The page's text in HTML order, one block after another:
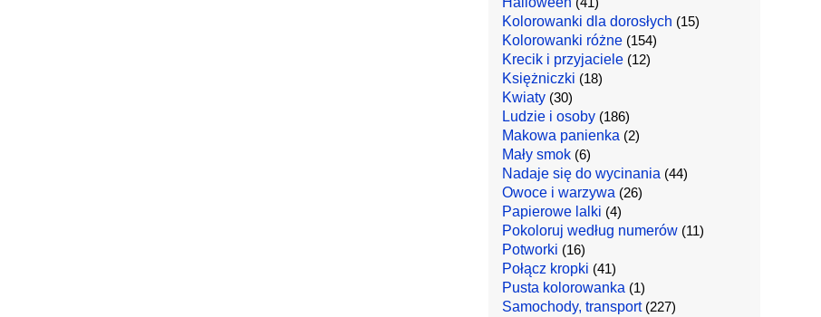
Kolorowanki dla dorosłych (15)
Kolorowanki różne(154)
Krecik i przyjaciele(12)
Księżniczki (18)
Kwiaty(30)
Ludzie i osoby(186)
Makowa panienka (2)
Mały smok(6)
Nadaje się do wycinania (44)
Owoce i warzywa (26)
Papierowe lalki (4)
Pokoloruj według numerów(11)
Potworki (16)
Połącz kropki (41)
Pusta kolorowanka (1)
Samochody, transport(227)